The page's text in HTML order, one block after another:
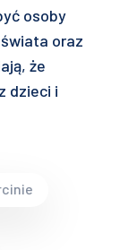
osoby
oraz
że
dzieci i